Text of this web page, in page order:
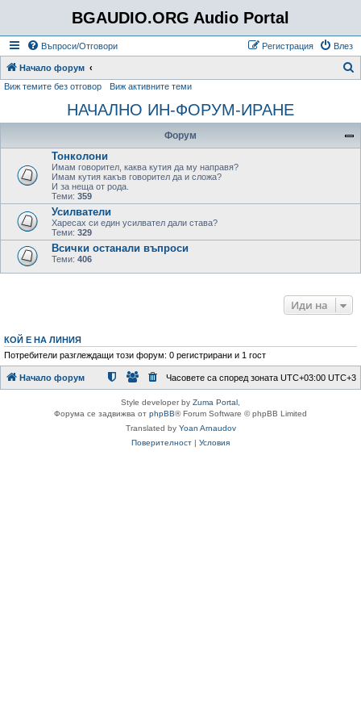
BGAUDIO.ORG Audio Portal
Въпроси/Отговори Влез
Регистрация
Начало форум
с
Виж темите без отговор Виж активните теми
НАЧАЛНО ИН-ФОРУМ-ИРАНЕ
Форум
Тонколони
Имам говорител, каква кутия да му направя?
Имам кутия какъв говорител да и сложа?
И за неща от рода.
Теми: 359
Усилватели
Харесах си един усилвател дали става?
Теми: 329
Всички останали въпроси
Теми: 406
Иди на
КОЙ Е НА ЛИНИЯ
Потребители разглеждащи този форум: 0 регистрирани и 1 гост
Начало форум Часовете са според зоната UTC+03:00 UTC+3
Style developer by Zuma Portal
Форума се задвижва от phpBB® Forum Software © phpBB Limited
Translated by Yoan Arnaudov
Поверителност | Условия